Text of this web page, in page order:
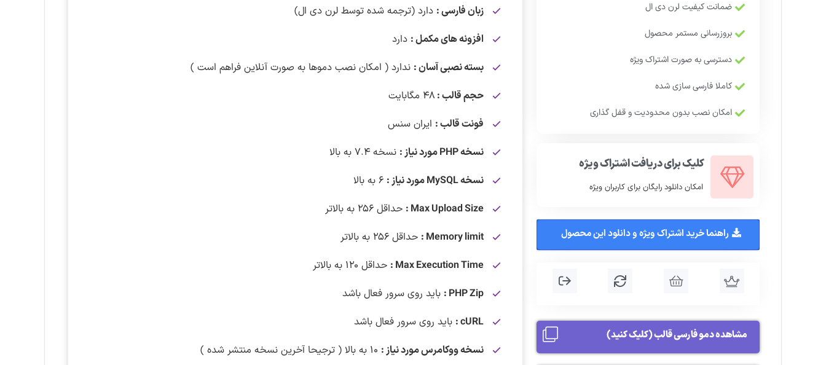
ضمانت کیفیت لرن دی ال
بروزرسانی مستمر محصول
دسترسی به صورت اشتراک ویژه
کاملا فارسی سازی شده
امکان نصب بدون محدودیت و قفل گذاری
کلیک برای دریافت اشتراک ویژه
امکان دانلود رایگان برای کاربران ویژه
راهنما خرید اشتراک ویژه و دانلود این محصول
مشاهده دمو فارسی قالب (کلیک کنید)
زبان فارسی : دارد (ترجمه شده توسط لرن دی ال)
افزونه های مکمل : دارد
بسته نصبی آسان : ندارد ( امکان نصب دموها به صورت آنلاین فراهم است )
حجم قالب : ۴۸ مگابایت
فونت قالب : ایران سنس
نسخه PHP مورد نیاز :
نسخه ۷.۴ به بالا
نسخه MySQL مورد نیاز :
Max Upload Size : حداقل ۲۵۶ به بالاتر
Memory limit : حداقل ۲۵۶ به بالاتر
Max Execution Time : حداقل ۱۲۰ به بالاتر
PHP Zip : باید روی سرور فعال باشد
cURL : باید روی سرور فعال باشد
نسخه ووکامرس مورد نیاز :